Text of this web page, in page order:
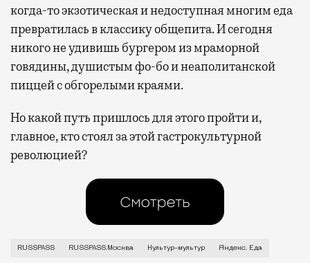
когда-то экзотическая и недоступная многим еда
превратилась в классику общепита. И сегодня
никого не удивишь бургером из мраморной
говядины, душистым фо-бо и неаполитанской
пиццей с обгорелыми краями.
Но какой путь пришлось для этого пройти и,
главное, кто стоял за этой гастрокультурной
революцией?
Москва — мегаполис. Люди приезжают сюда со
RUSSPASS RUSSPASS.Москва Культур-мультур Яндекс. Еда